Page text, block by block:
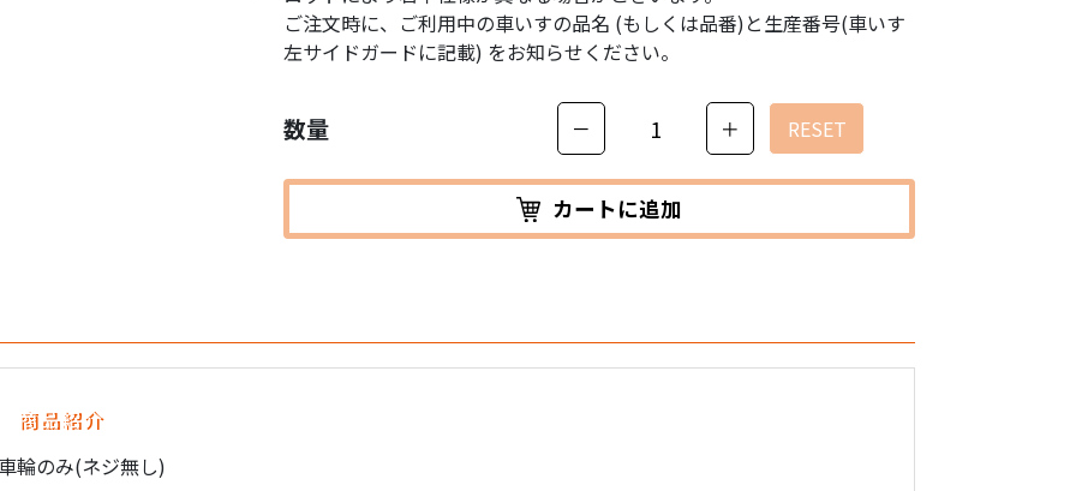
商品紹介
ご注文時に、ご利用中の車いすの品名 (もしくは品番)と生産番号(車いす
左サイドガードに記載) をお知らせください。
数量 － ＋ RESET
カートに追加
輪のみ(ネジ無し)